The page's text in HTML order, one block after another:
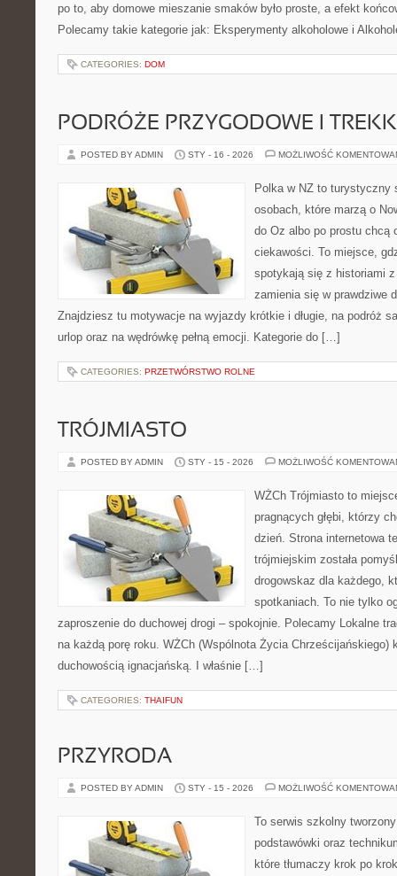
po to, aby domowe mieszanie smaków było proste, a efekt
Polecamy takie kategorie jak: Eksperymenty alkoholowe i
CATEGORIES: DOM
PODRÓŻE PRZYGODOWE I
POSTED BY ADMIN STY - 16 - 2026 MOŻLIWOŚĆ
Polka w NZ to turystyczny
osobach, które marzą o
do Oz albo po prostu chcą
ciekawości. To miejsce,
spotykają się z historiami
zamienia się w prawdziwe
Znajdziesz tu motywacje na wyjazdy krótkie i długie, na podróż
urlop oraz na wędrówkę pełną emocji. Kategorie do […]
CATEGORIES: PRZETWÓRSTWO ROLNE
TRÓJMIASTO
POSTED BY ADMIN STY - 15 - 2026 MOŻLIWOŚĆ
WŻCh Trójmiasto to
pragnących głębi, którzy
dzień. Strona internetowa
trójmiejskim została
drogowskaz dla każdego,
spotkaniach. To nie tylko
zaproszenie do duchowej drogi – spokojnie. Polecamy Lokalne
na każdą porę roku. WŻCh (Wspólnota Życia Chrześcijańskiego)
duchowością ignacjańską. I właśnie […]
CATEGORIES: THAIFUN
PRZYRODA
POSTED BY ADMIN STY - 15 - 2026 MOŻLIWOŚĆ
To serwis szkolny
podstawówki oraz
które tłumaczy krok po